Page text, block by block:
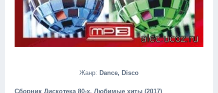
Жанр: Dance, Disco
Сборник Дискотека 80-х. Любимые хиты (2017)